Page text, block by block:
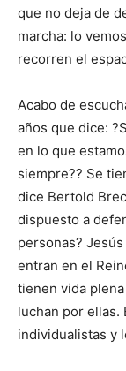
que no deja de
marcha: lo
recorren el
Acabo de
años que dice:
en lo que
siempre?? Se
dice Bertold
dispuesto a
personas?
entran en el
tienen vida
luchan por ellas.
individualistas y